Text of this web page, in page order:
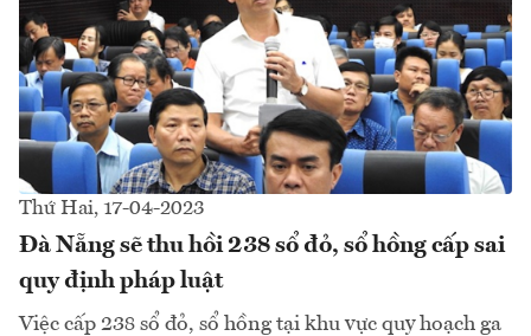
Thứ Hai, 17-04-2023
Đà Nẵng sẽ thu hồi 238 sổ đỏ, sổ hồng cấp sai
quy định pháp luật
Việc cấp 238 sổ đỏ, sổ hồng tại khu vực quy hoạch ga